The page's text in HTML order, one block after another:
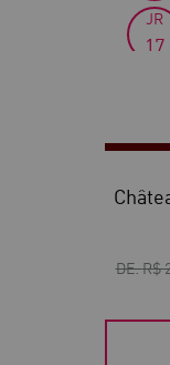
JR
17
DE:R$